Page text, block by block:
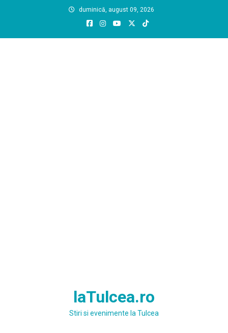
duminică, august 09, 2026
laTulcea.ro
Stiri si evenimente la Tulcea